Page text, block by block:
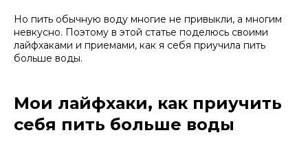
Но пить обычную воду многие не привыкли, а многим
невкусно. Поэтому в этой статье поделюсь своими
лайфхаками и приемами, как я себя приучила пить
больше воды.
Мои лайфхаки, как приучить
себя пить больше воды